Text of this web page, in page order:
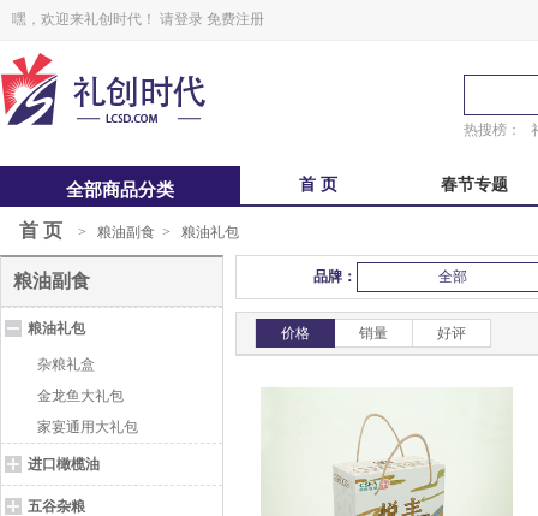
嘿，欢迎来礼创时代！ 请登录 免费注册
热搜榜：
全部商品分类 首 页 春节专题
锋味 粽子礼盒
鲜品屋 真真老老
首 页 > 粮油副食 > 粮油礼包
品牌： 全部
价格 销量 好评
粮油副食
粮油礼包
杂粮礼盒
金龙鱼大礼包
家宴通用大礼包
进口橄榄油
五谷杂粮